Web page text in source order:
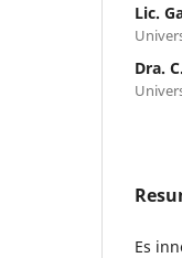
Lic.
Dra.
Es